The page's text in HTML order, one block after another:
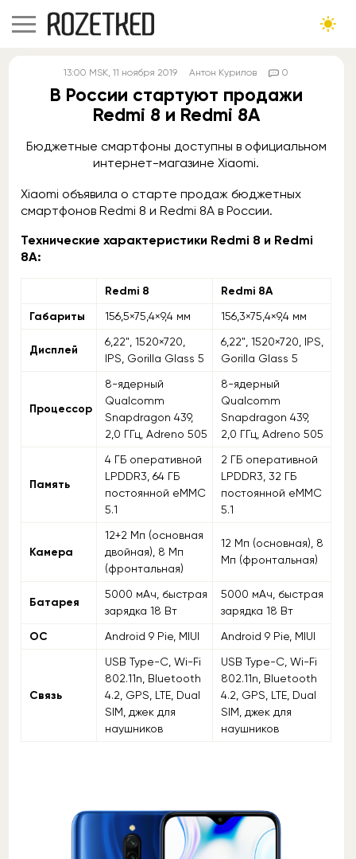
13:00 MSK, 11 ноября 2019 Антон Курилов 0
В России стартуют продажи
Redmi 8 и Redmi 8A
Бюджетные смартфоны доступны в официальном
интернет-магазине Xiaomi.
Xiaomi объявила о старте продаж бюджетных
смартфонов Redmi 8 и Redmi 8A в России.
Технические характеристики Redmi 8 и Redmi
8A:
Redmi 8
Redmi 8A
Габариты
156,5×75,4×9,4 мм 156,3×75,4×9,4 мм
Дисплей
6,22", 1520×720,
IPS, Gorilla Glass 5
6,22", 1520×720, IPS,
Gorilla Glass 5
Процессор
8-ядерный
Qualcomm
Snapdragon 439,
2,0 ГГц, Adreno 505
8-ядерный
Qualcomm
Snapdragon 439,
2,0 ГГц, Adreno 505
Память
4 ГБ оперативной
LPDDR3, 64 ГБ
постоянной eMMC
5.1
2 ГБ оперативной
LPDDR3, 32 ГБ
постоянной eMMC
5.1
Камера
12+2 Мп (основная
двойная), 8 Мп
(фронтальная)
12 Мп (основная), 8
Мп (фронтальная)
Батарея
5000 мАч, быстрая
зарядка 18 Вт
5000 мАч, быстрая
зарядка 18 Вт
ОС Android 9 Pie, MIUI Android 9 Pie, MIUI
Связь
USB Type-C, Wi-Fi
802.11n, Bluetooth
4.2, GPS, LTE, Dual
SIM, джек для
наушников
USB Type-C, Wi-Fi
802.11n, Bluetooth
4.2, GPS, LTE, Dual
SIM, джек для
наушников